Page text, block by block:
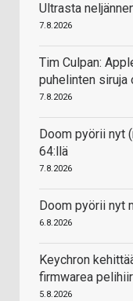
Ultrasta
7.8.2026
Tim Culpan:
puhelinten
7.8.2026
Doom pyörii nyt
64:llä
7.8.2026
Doom pyörii nyt
6.8.2026
Keychron
firmwarea
5.8.2026